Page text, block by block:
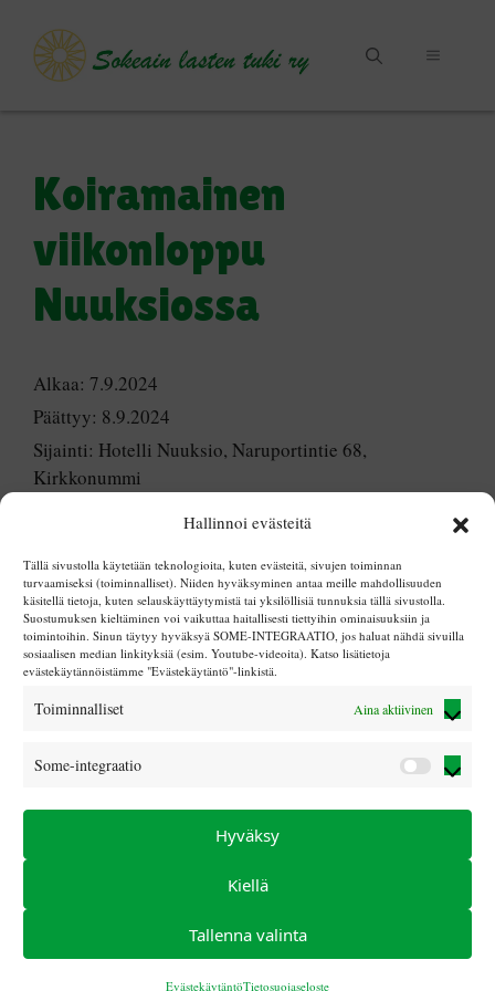
Hallinnoi evästeitä
Tällä sivustolla käytetään teknologioita, kuten evästeitä, sivujen toiminnan
turvaamiseksi (toiminnalliset). Niiden hyväksyminen antaa meille mahdollisuuden
käsitellä tietoja, kuten selauskäyttäytymistä tai yksilöllisiä tunnuksia tällä sivustolla.
Suostumuksen kieltäminen voi vaikuttaa haitallisesti tiettyihin ominaisuuksiin ja
toimintoihin. Sinun täytyy hyväksyä SOME-INTEGRAATIO, jos haluat nähdä sivuilla
sosiaalisen median linkityksiä (esim. Youtube-videoita). Katso lisätietoja
evästekäytännöistämme "Evästekäytäntö"-linkistä.
Toiminnalliset Aina aktiivinen
Some-integraatio
Some-
Hyväksy
Kiellä
Tallenna valinta
EvästekäytäntöTietosuojaseloste
sisältöön
VALIKKO
Koiramainen
viikonloppu
Nuuksiossa
Alkaa: 7.9.2024
Päättyy: 8.9.2024
Sijainti: Hotelli Nuuksio, Naruportintie 68,
Kirkkonummi
Jos pohdit koiranhankintaa ja haluat tavata perheitä,
jossa on jo koira kannattaa osallistua tähän
viikonloppuun. Paikalla on kaverikoiria ja kuulet
perheiden kokemuksia ja näkemyksiä kaverikoirista.
Viikonloppu järjestetään perinteisesti Hotelli
Nuuksiossa. Aloitamme lauantaina kello 10 ja
lounaaseen. Mukaan mahtuu vielä 2 perhettä.
Viimeinen ilmoittautumispäivä viikonloppuun